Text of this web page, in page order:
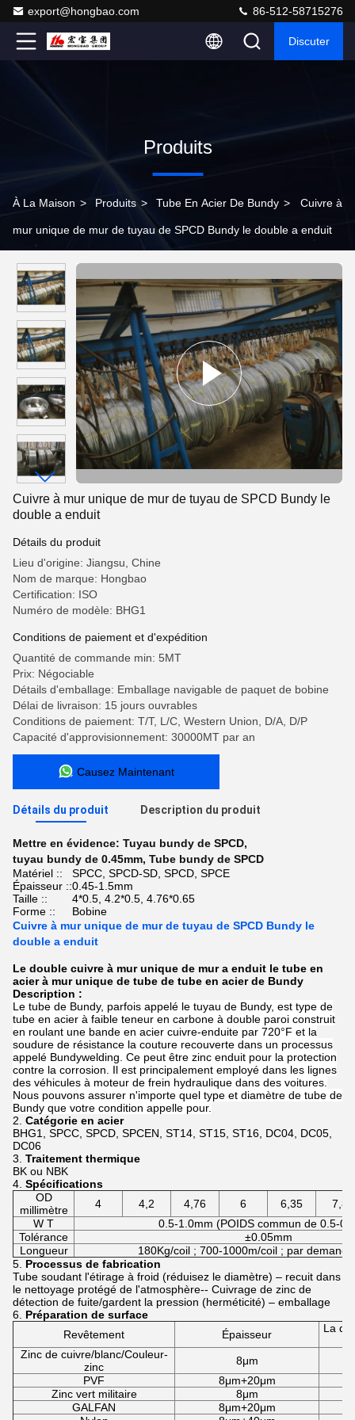
export@hongbao.com 86-512-58715276
Discuter
Produits
À La Maison > Produits > Tube En Acier De Bundy > Cuivre à
mur unique de mur de tuyau de SPCD Bundy le double a enduit
Cuivre à mur unique de mur de tuyau de SPCD Bundy le
double a enduit
Détails du produit
Lieu d'origine: Jiangsu, Chine
Nom de marque: Hongbao
Certification: ISO
Numéro de modèle: BHG1
Conditions de paiement et d'expédition
Quantité de commande min: 5MT
Prix: Négociable
Détails d'emballage: Emballage navigable de paquet de bobine
Délai de livraison: 15 jours ouvrables
Conditions de paiement: T/T, L/C, Western Union, D/A, D/P
Capacité d'approvisionnement: 30000MT par an
Causez Maintenant
Détails du produit Description du produit
Mettre en évidence: Tuyau bundy de SPCD,
tuyau bundy de 0.45mm, Tube bundy de SPCD
Matériel ::
SPCC, SPCD-SD, SPCD, SPCE
Épaisseur ::0.45-1.5mm
Taille ::
4*0.5, 4.2*0.5, 4.76*0.65
Forme ::
Bobine
Cuivre à mur unique de mur de tuyau de SPCD Bundy le
double a enduit
Le double cuivre à mur unique de mur a enduit le tube en
acier à mur unique de tube de tube en acier de Bundy
Description :
Le tube de Bundy, parfois appelé le tuyau de Bundy, est type de
tube en acier à faible teneur en carbone à double paroi construit
en roulant une bande en acier cuivre-enduite par 720°F et la
soudure de résistance la couture recouverte dans un processus
appelé Bundywelding. Ce peut être zinc enduit pour la protection
contre la corrosion. Il est principalement employé dans les lignes
des véhicules à moteur de frein hydraulique dans des voitures.
Nous pouvons assurer n'importe quel type et diamètre de tube de
Bundy que votre condition appelle pour.
2. Catégorie en acier
BHG1, SPCC, SPCD, SPCEN, ST14, ST15, ST16, DC04, DC05,
DC06
3. Traitement thermique
BK ou NBK
4. Spécifications
OD
millimètre
4 4,2 4,76 6 6,35
7,8
W T
0.5-1.0mm (POIDS commun de 0.5-
Tolérance
±0.05mm
Longueur
180Kg/coil ; 700-1000m/coil ; par
5. Processus de fabrication
Tube soudant l'étirage à froid (réduisez le diamètre) – recuit dans
le nettoyage protégé de l'atmosphère-- Cuivrage de zinc de
détection de fuite/gardent la pression (herméticité) – emballage
6. Préparation de surface
Revêtement
Épaisseur La
Zinc de cuivre/blanc/Couleur-
zinc
8μm
PVF
8μm+20μm
Zinc vert militaire
8μm
GALFAN
8μm+20μm